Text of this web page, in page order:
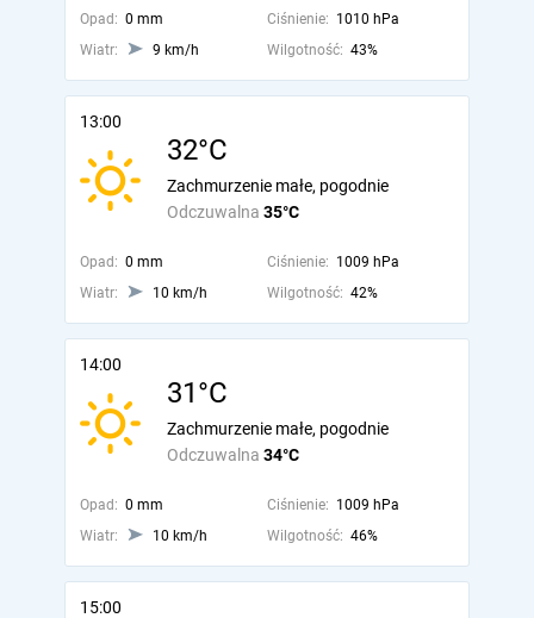
Opad: 0 mm Ciśnienie: 1010 hPa
Wiatr:
9 km/h Wilgotność: 43%
13:00
32°C
Odczuwalna 35°C
Zachmurzenie małe, pogodnie
Opad: 0 mm Ciśnienie: 1009 hPa
Wiatr:
10 km/h Wilgotność: 42%
14:00
31°C
Odczuwalna 34°C
Zachmurzenie małe, pogodnie
Opad: 0 mm Ciśnienie: 1009 hPa
Wiatr:
10 km/h Wilgotność: 46%
15:00